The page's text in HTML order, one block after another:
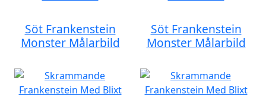
Söt Frankenstein
Monster Målarbild
Söt Frankenstein
Monster Målarbild